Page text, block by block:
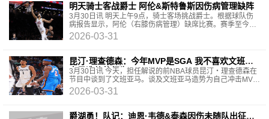
明天骑士客战爵士 阿伦&斯特鲁斯因伤病管理缺阵
3月30日讯 明天上午9点，骑士客场挑战爵士。根据球队伤
病报告显示，阿伦（右膝伤病管理）缺席比赛。赛季至今，
阿伦场均得到15.3分8.5篮板1.9助攻1抢断0.9盖帽。同时
2026-03-31
昆汀·理查德森：今年MVP是SGA 我不喜欢文班为
自己造势的行为
3月30日讯 今天，担任解说的前NBA球员昆汀・理查德森在
节目中谈到了文班亚马。谈及文班亚马造势为自己冲击MVP
拉票，理查德森表示：“文班亚马的一切我都很欣赏，
2026-03-31
爵湖勇！队记：迪恩·韦德&泰森因伤未随队出征将